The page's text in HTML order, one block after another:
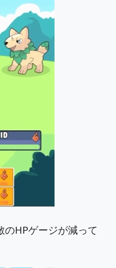
HPゲージが減って